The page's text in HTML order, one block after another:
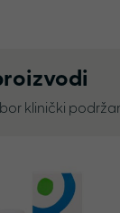
klinički